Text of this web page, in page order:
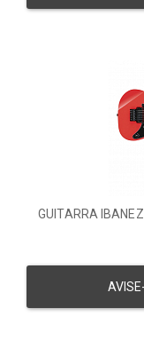
GUITARRA